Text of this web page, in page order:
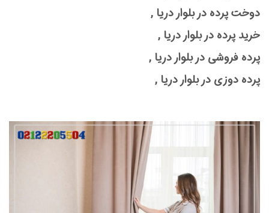
دوخت پرده در بلوار دریا ,
خرید پرده در بلوار دریا ,
پرده فروشی در بلوار دریا ,
پرده دوزی در بلوار دریا ,